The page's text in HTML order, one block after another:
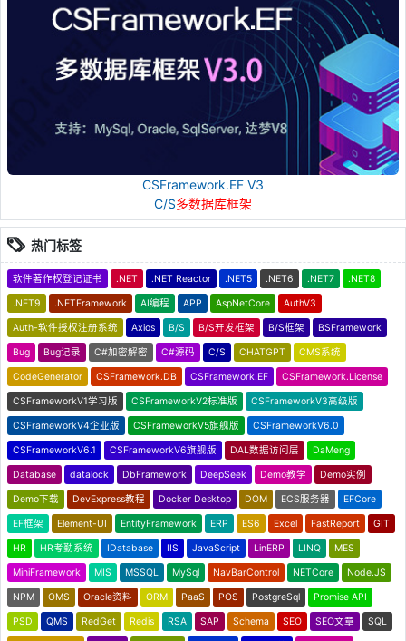
CSFramework.EF V3
C/S多数据库框架
热门标签
软件著作权登记证书 .NET .NET Reactor .NET5 .NET6 .NET7 .NET8
.NET9 .NETFramework AI编程 APP AspNetCore AuthV3
Auth-软件授权注册系统 Axios B/S B/S开发框架 B/S框架 BSFramework
Bug Bug记录 C#加密解密 C#源码 C/S CHATGPT CMS系统
CodeGenerator CSFramework.DB CSFramework.EF CSFramework.License
CSFrameworkV1学习版 CSFrameworkV2标准版 CSFrameworkV3高级版
CSFrameworkV4企业版 CSFrameworkV5旗舰版 CSFrameworkV6.0
CSFrameworkV6.1 CSFrameworkV6旗舰版 DAL数据访问层 DaMeng
Database datalock DbFramework DeepSeek Demo教学 Demo实例
Demo下载 DevExpress教程 Docker Desktop DOM ECS服务器 EFCore
EF框架 Element-UI EntityFramework ERP ES6 Excel FastReport GIT
HR HR考勤系统 IDatabase IIS JavaScript LinERP LINQ MES
MiniFramework MIS MSSQL MySql NavBarControl NETCore Node.JS
NPM OMS Oracle资料 ORM PaaS POS PostgreSql Promise API
PSD QMS RedGet Redis RSA SAP Schema SEO SEO文章 SQL